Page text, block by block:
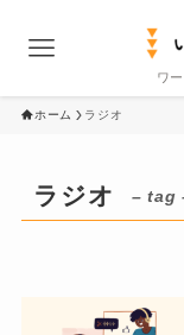
ワ
ホーム ラジオ
ラジオ – tag